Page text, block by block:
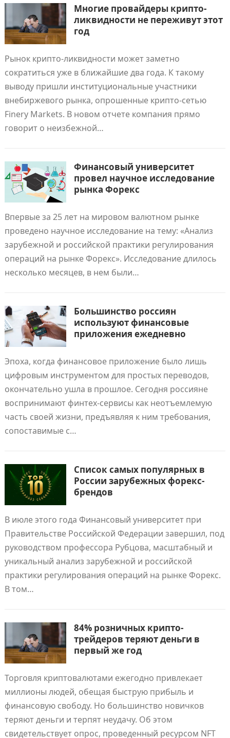
Многие провайдеры крипто-
ликвидности не переживут этот
год
Рынок крипто-ликвидности может заметно
сократиться уже в ближайшие два года. К такому
выводу пришли институциональные участники
внебиржевого рынка, опрошенные крипто-сетью
Finery Markets. В новом отчете компания прямо
говорит о неизбежной…
Финансовый университет
провел научное исследование
рынка Форекс
Впервые за 25 лет на мировом валютном рынке
проведено научное исследование на тему: «Анализ
зарубежной и российской практики регулирования
операций на рынке Форекс». Исследование длилось
несколько месяцев, в нем были…
Большинство россиян
используют финансовые
приложения ежедневно
Эпоха, когда финансовое приложение было лишь
цифровым инструментом для простых переводов,
окончательно ушла в прошлое. Сегодня россияне
воспринимают финтех-сервисы как неотъемлемую
часть своей жизни, предъявляя к ним требования,
сопоставимые с…
Список самых популярных в
России зарубежных форекс-
брендов
В июле этого года Финансовый университет при
Правительстве Российской Федерации завершил, под
руководством профессора Рубцова, масштабный и
уникальный анализ зарубежной и российской
практики регулирования операций на рынке Форекс.
В том…
84% розничных крипто-
трейдеров теряют деньги в
первый же год
Торговля криптовалютами ежегодно привлекает
миллионы людей, обещая быструю прибыль и
финансовую свободу. Но большинство новичков
теряют деньги и терпят неудачу. Об этом
свидетельствует опрос, проведенный ресурсом NFT